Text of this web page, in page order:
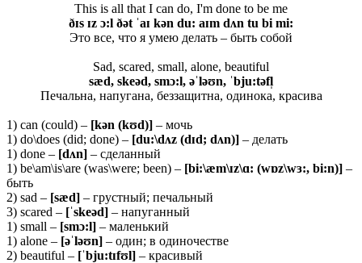
This is all that I can do, I'm done to be me
ðɪs ɪz ɔ:l ðət ˈaɪ kən du: aɪm dʌn tu bi mi:
Это все, что я умею делать – быть собой
Sad, scared, small, alone, beautiful
sæd, skeəd, smɔ:l, əˈləʊn, ˈbju:təfl̩
Печальна, напугана, беззащитна, одинока, красива
1) can (could) – [kən (kʊd)] – мочь
1) do\does (did; done) – [du:\dʌz (dɪd; dʌn)] – делать
1) done – [dʌn] – сделанный
1) be\am\is\are (was\were; been) – [bi:\æm\ɪz\ɑ: (wɒz\wɜ:, bi:n)] –
быть
2) sad – [sæd] – грустный; печальный
3) scared – [ˈskeəd] – напуганный
1) small – [smɔ:l] – маленький
1) alone – [əˈləʊn] – один; в одиночестве
2) beautiful – [ˈbju:tɪfʊl] – красивый